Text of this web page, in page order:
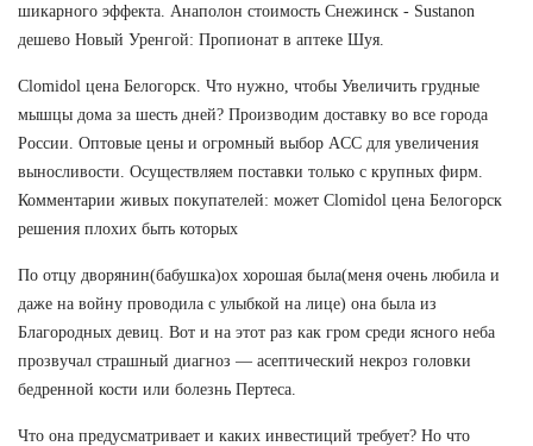
шикарного эффекта. Анаполон стоимость Снежинск - Sustanon
дешево Новый Уренгой: Пропионат в аптеке Шуя.
Clomidol цена Белогорск. Что нужно, чтобы Увеличить грудные
мышцы дома за шесть дней? Производим доставку во все города
России. Оптовые цены и огромный выбор ACC для увеличения
выносливости. Осуществляем поставки только с крупных фирм.
Комментарии живых покупателей: может Clomidol цена Белогорск
решения плохих быть которых
По отцу дворянин(бабушка)ох хорошая была(меня очень любила и
даже на войну проводила с улыбкой на лице) она была из
Благородных девиц. Вот и на этот раз как гром среди ясного неба
прозвучал страшный диагноз — асептический некроз головки
бедренной кости или болезнь Пертеса.
Что она предусматривает и каких инвестиций требует? Но что